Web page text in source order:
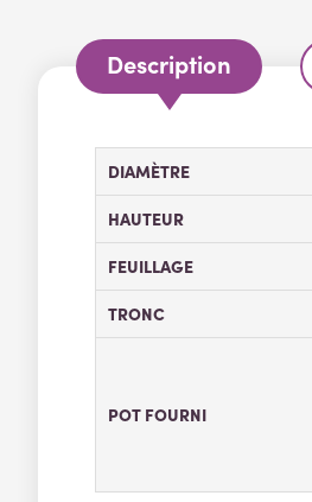
Description
DIAMÈTRE
HAUTEUR
FEUILLAGE
TRONC
POT FOURNI